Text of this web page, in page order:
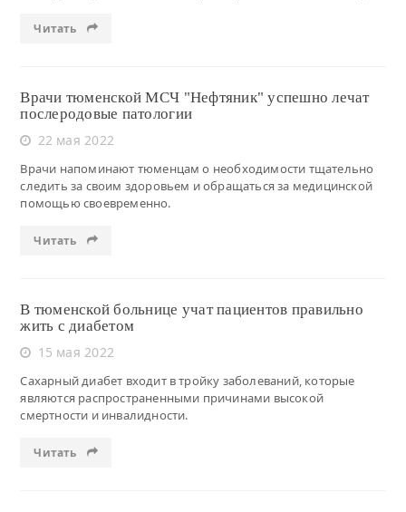
Читать
Врачи тюменской МСЧ "Нефтяник" успешно лечат
послеродовые патологии
22 мая 2022
Врачи напоминают тюменцам о необходимости тщательно
следить за своим здоровьем и обращаться за медицинской
помощью своевременно.
Читать
В тюменской больнице учат пациентов правильно
жить с диабетом
15 мая 2022
Сахарный диабет входит в тройку заболеваний, которые
являются распространенными причинами высокой
смертности и инвалидности.
Читать